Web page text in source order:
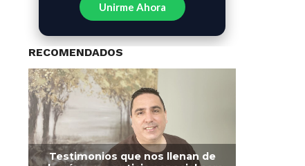
Unirme Ahora
RECOMENDADOS
Testimonios que nos llenan de